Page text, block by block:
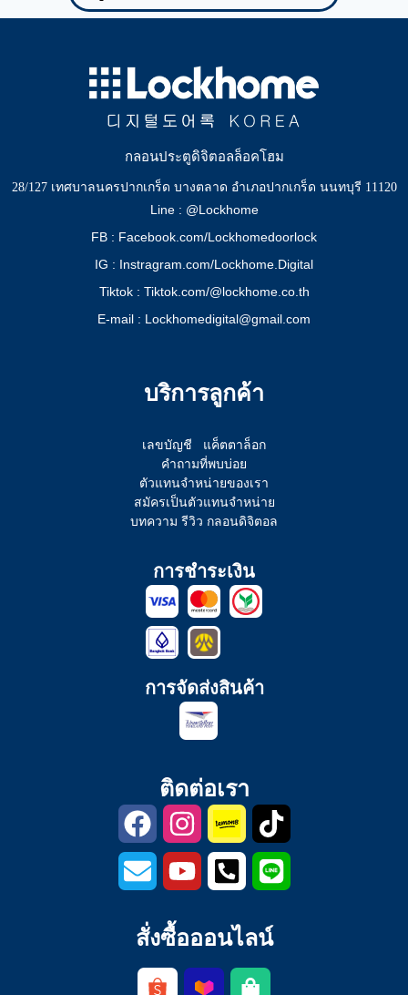
กลอนประตูดิจิตอลล็อคโฮม
28/127 เทศบาลนครปากเกร็ด บางตลาด อำเภอปากเกร็ด นนทบุรี 11120
Line : @Lockhome
FB : Facebook.com/Lockhomedoorlock
IG : Instragram.com/Lockhome.Digital
Tiktok : Tiktok.com/@lockhome.co.th
E-mail : Lockhomedigital@gmail.com
บริการลูกค้า
เลขบัญชี
แค็ตตาล็อก
คำถามที่พบบ่อย
ตัวแทนจำหน่ายของเรา
สมัครเป็นตัวแทนจำหน่าย
บทความ รีวิว กลอนดิจิตอล
การชำระเงิน
การจัดส่งสินค้า
ติดต่อเรา
สั่งซื้อออนไลน์